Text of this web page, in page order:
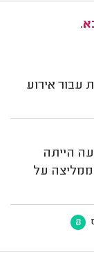
50 מקומות עבור אירוע
הייתה
על
8